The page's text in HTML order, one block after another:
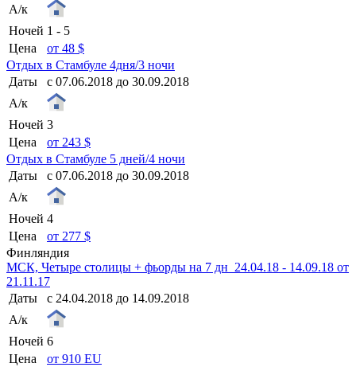
А/к
Ночей 1 - 5
Цена
от 48 $
Отдых в Стамбуле 4дня/3 ночи
Даты
с 07.06.2018 до 30.09.2018
А/к
Ночей 3
Цена
от 243 $
Отдых в Стамбуле 5 дней/4 ночи
Даты
с 07.06.2018 до 30.09.2018
А/к
Ночей 4
Цена
от 277 $
Финляндия
МСК, Четыре столицы + фьорды на 7 дн_24.04.18 - 14.09.18 от
21.11.17
Даты
с 24.04.2018 до 14.09.2018
А/к
Ночей 6
Цена
от 910 EU